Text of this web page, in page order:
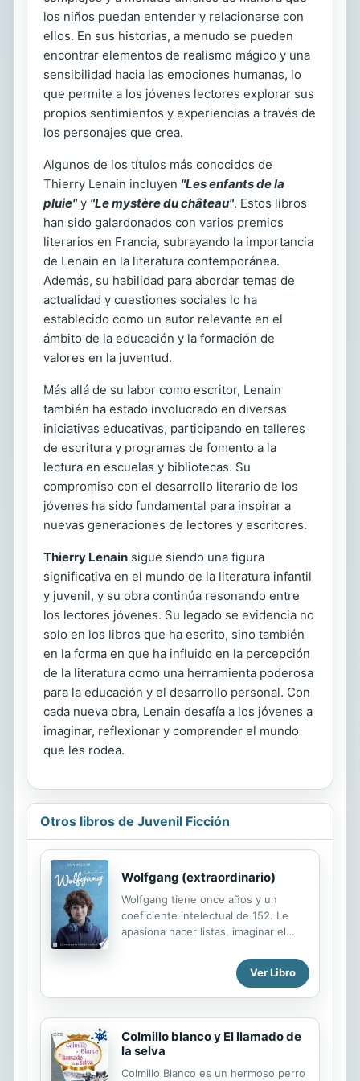
los niños puedan entender y relacionarse con
ellos. En sus historias, a menudo se pueden
encontrar elementos de realismo mágico y una
sensibilidad hacia las emociones humanas, lo
que permite a los jóvenes lectores explorar sus
propios sentimientos y experiencias a través de
los personajes que crea.
Algunos de los títulos más conocidos de
Thierry Lenain incluyen "Les enfants de la
pluie"y "Le mystère du château". Estos libros
han sido galardonados con varios premios
literarios en Francia, subrayando la importancia
de Lenain en la literatura contemporánea.
Además, su habilidad para abordar temas de
actualidad y cuestiones sociales lo ha
establecido como un autor relevante en el
ámbito de la educación y la formación de
valores en la juventud.
Más allá de su labor como escritor, Lenain
también ha estado involucrado en diversas
iniciativas educativas, participando en talleres
de escritura y programas de fomento a la
lectura en escuelas y bibliotecas. Su
compromiso con el desarrollo literario de los
jóvenes ha sido fundamental para inspirar a
nuevas generaciones de lectores y escritores.
Thierry Lenain sigue siendo una figura
significativa en el mundo de la literatura infantil
y juvenil, y su obra continúa resonando entre
los lectores jóvenes. Su legado se evidencia no
solo en los libros que ha escrito, sino también
en la forma en que ha influido en la percepción
de la literatura como una herramienta poderosa
para la educación y el desarrollo personal. Con
cada nueva obra, Lenain desafía a los jóvenes a
imaginar, reflexionar y comprender el mundo
que les rodea.
Otros libros de Juvenil Ficción
Wolfgang (extraordinario)
Wolfgang tiene once años y un
coeficiente intelectual de 152. Le
apasiona hacer listas, imaginar el
gran pianista. De hecho, la música es
más que una pasión porque
interactúa mejor con las notas y con
obligará a vivir (y convivir) con un
padre al que no ha visto en su vida.
En su afán de estudiar en la mejor
Ver Libro
Colmillo blanco y El llamado de
la selva
Colmillo Blanco es un hermoso perro